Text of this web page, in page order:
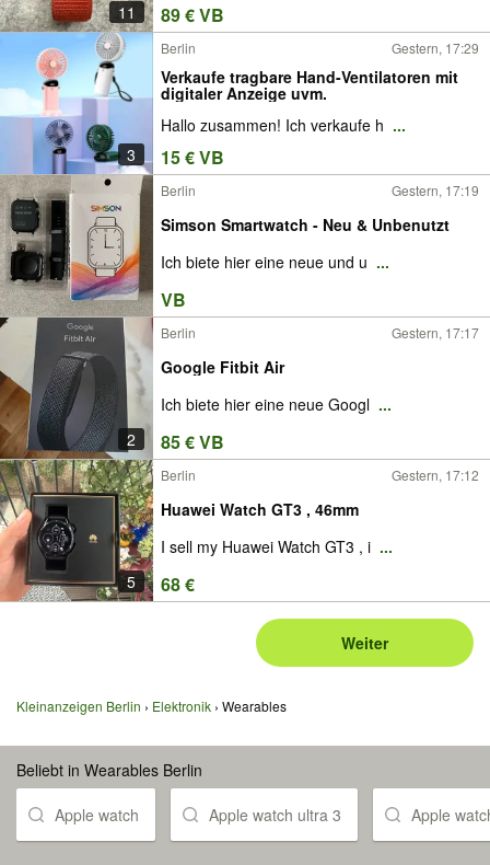
11 89 € VB
3
Berlin Gestern, 17:29
Verkaufe tragbare Hand-Ventilatoren mit
digitaler Anzeige uvm.
Hallo zusammen! Ich verkaufe h ...
15 € VB
Berlin Gestern, 17:19
Simson Smartwatch - Neu & Unbenutzt
Ich biete hier eine neue und u ...
VB
2
Berlin Gestern, 17:17
Google Fitbit Air
Ich biete hier eine neue Googl ...
85 € VB
5
Berlin Gestern, 17:12
Huawei Watch GT3 , 46mm
I sell my Huawei Watch GT3 , i ...
68 €
Weiter
Kleinanzeigen Berlin Elektronik Wearables
Beliebt in Wearables Berlin
Apple watch Apple watch ultra 3 Apple